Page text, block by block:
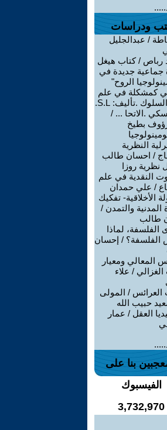
ودراسات
/ عبدالجليل
رباص / كتاب هيغل
جماعية جديدة في
الروح"
كمشكلة في علم
نفس السلوك .تأليف: S.L.
.الاتحا ... /
بطيخ
النظرية
/ احسان طالب
نظرية روزا
النقدية في علم
/ علي حمدان
الأخلاقية- تفكيك
المدنية والتمدن /
طالب
الفلسفة، لماذا
الفلسفة؟ / إحسان
المعالي ومعيار
/ علاء
العرائس / المولى
حبيب الله
العقل / عمار
بنا على
الفيسبوك
3,732,970